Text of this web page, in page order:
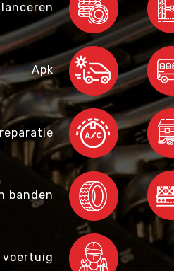
Apk
banden
voertuig